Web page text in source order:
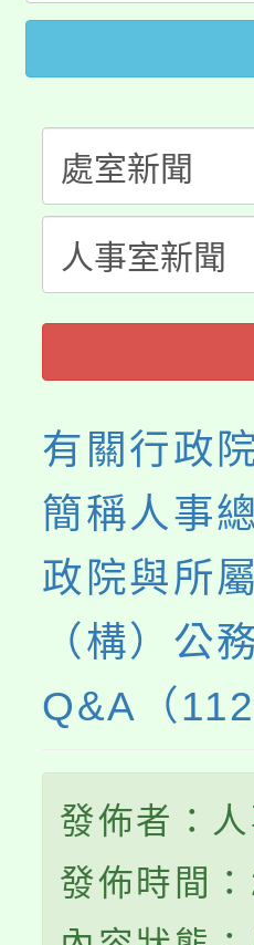
生本土語
公告本校
代理(課)
公告本校
代理(課)
轉知中國
《TA101
程，歡迎
心理、諮
系所師生
轉知苗栗
縣市「校
門員」簡
踴躍報名
有關行政
簡稱人事
政院與所
（構）公
Q&A（
發佈者：
發佈時間